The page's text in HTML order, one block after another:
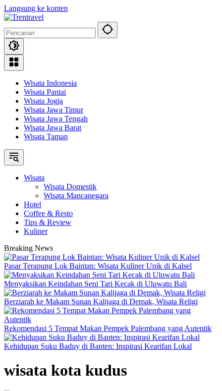
Langsung ke konten
Wisata Indonesia
Wisata Pantai
Wisata Jogja
Wisata Jawa Timur
Wisata Jawa Tengah
Wisata Jawa Barat
Wisata Taman
Wisata
Wisata Domestik
Wisata Mancanegara
Hotel
Coffee & Resto
Tips & Review
Kuliner
Breaking News
Pasar Terapung Lok Baintan: Wisata Kuliner Unik di Kalsel
Menyaksikan Keindahan Seni Tari Kecak di Uluwatu Bali
Berziarah ke Makam Sunan Kalijaga di Demak, Wisata Religi
Rekomendasi 5 Tempat Makan Pempek Palembang yang Autentik
Kehidupan Suku Baduy di Banten: Inspirasi Kearifan Lokal
wisata kota kudus